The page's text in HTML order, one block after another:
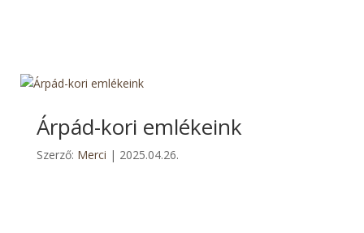
Árpád-kori emlékeink
Szerző: Merci | 2025.04.26.